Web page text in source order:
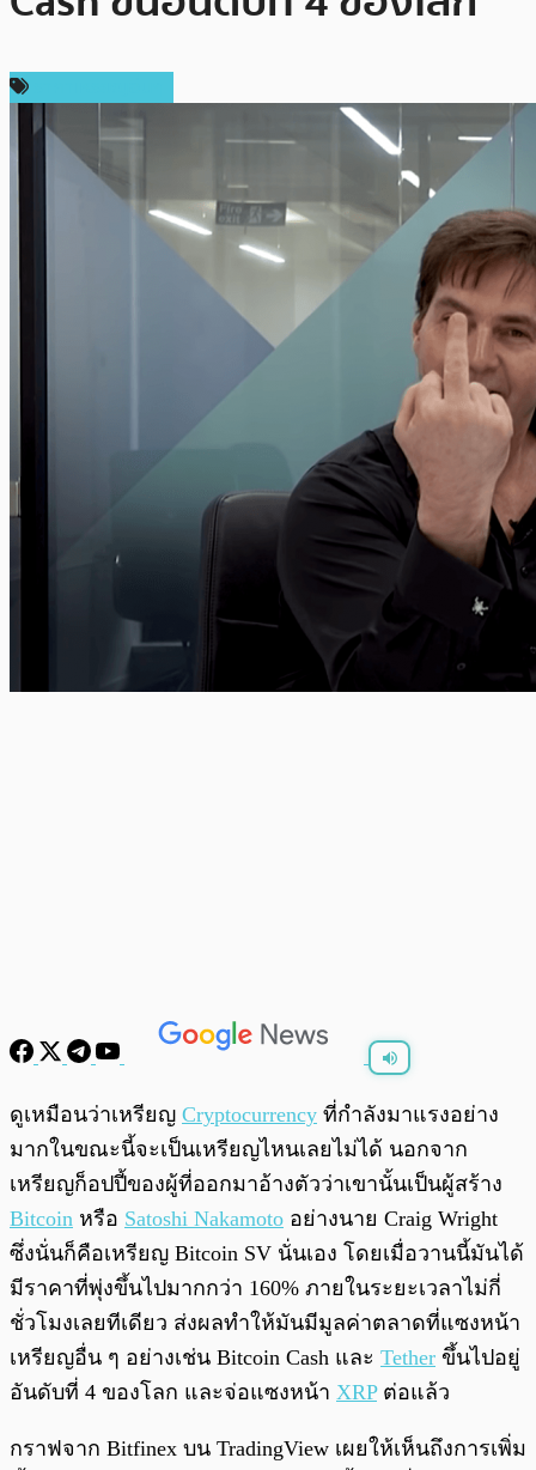
พร้อมเล่น 0:00
ดูเหมือนว่าเหรียญ Cryptocurrency ที่กำลังมาแรงอย่าง
มากในขณะนี้จะเป็นเหรียญไหนเลยไม่ได้ นอกจาก
เหรียญก็อปปี้ของผู้ที่ออกมาอ้างตัวว่าเขานั้นเป็นผู้สร้าง
Bitcoin หรือ Satoshi Nakamoto อย่างนาย Craig Wright
ซึ่งนั่นก็คือเหรียญ Bitcoin SV นั่นเอง โดยเมื่อวานนี้มันได้
มีราคาที่พุ่งขึ้นไปมากกว่า 160% ภายในระยะเวลาไม่กี่
ชั่วโมงเลยทีเดียว ส่งผลทำให้มันมีมูลค่าตลาดที่แซงหน้า
เหรียญอื่น ๆ อย่างเช่น Bitcoin Cash และ Tether ขึ้นไปอยู่
อันดับที่ 4 ของโลก และจ่อแซงหน้า XRPต่อแล้ว
กราฟจาก Bitfinex บน TradingView เผยให้เห็นถึงการเพิ่ม